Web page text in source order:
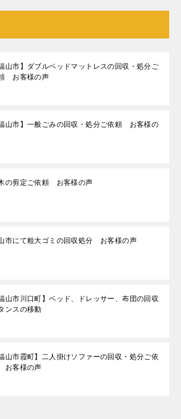
福山市】ダブルベッドマットレスの回収・処分ご
お客様の声
福山市】一般ごみの回収・処分ご依頼 お客様の
の剪定ご依頼 お客様の声
市にて粗大ゴミの回収処分 お客様の声
福山市川口町】ベッド、ドレッサー、布団の回収
ンスの移動
福山市霞町】二人掛けソファーの回収・処分ご依
客様の声